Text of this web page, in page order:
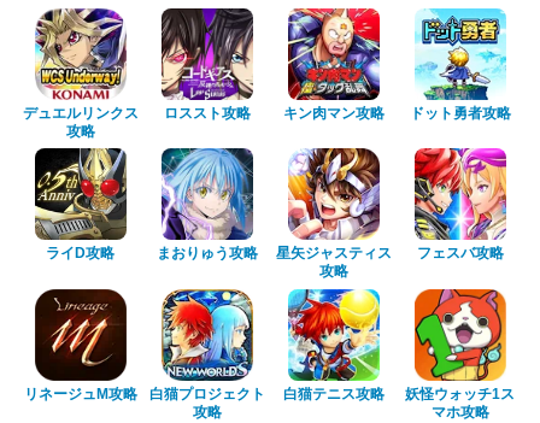
デュエルリンクス
攻略
ロススト攻略 キン肉マン攻略 ドット勇者攻略
ライD攻略 まおりゅう攻略
星矢ジャスティス
攻略
フェスバ攻略
リネージュM攻略
白猫プロジェクト
攻略
白猫テニス攻略
妖怪ウォッチ1ス
マホ攻略